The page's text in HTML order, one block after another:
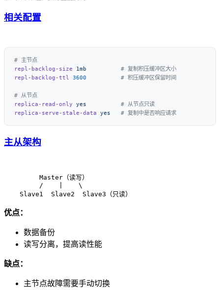
相关配置
repl-backlog-size 1mb
repl-backlog-ttl
3600
replica-read-only yes
replica-serve-stale-data yes
主从架构
         Master（读写）
         /    |    \
优点：
数据备份
读写分离，提高读性能
缺点：
主节点故障需要手动切换